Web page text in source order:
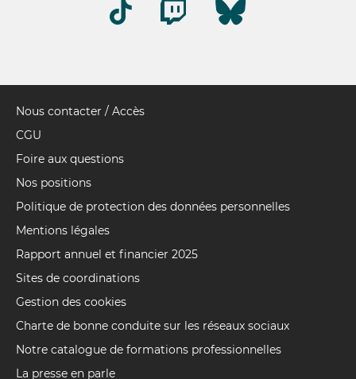
Pied
de
Nous contacter / Accès
CGU
Foire aux questions
Nos positions
Politique de protection des données personnelles
Mentions légales
Rapport annuel et financier 2025
Sites de coordinations
Gestion des cookies
Charte de bonne conduite sur les réseaux sociaux
Notre catalogue de formations professionnelles
La presse en parle